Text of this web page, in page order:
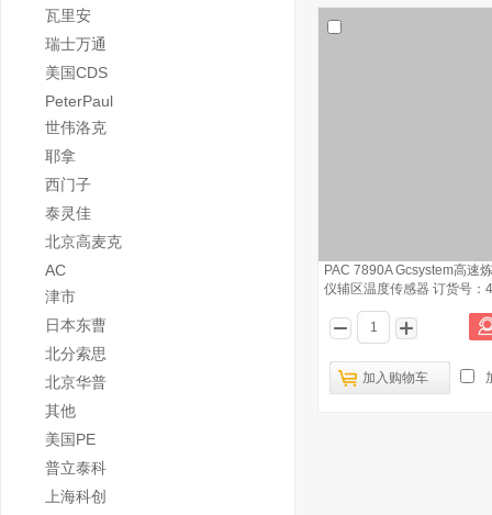
瓦里安
瑞士万通
美国CDS
PeterPaul
世伟洛克
耶拿
西门子
泰灵佳
北京高麦克
AC
津市
日本东曹
北分索思
北京华普
其他
美国PE
普立泰科
上海科创
PAC 7890A Gcsystem高速
仪辅区温度传感器 订货号：
加入购物车